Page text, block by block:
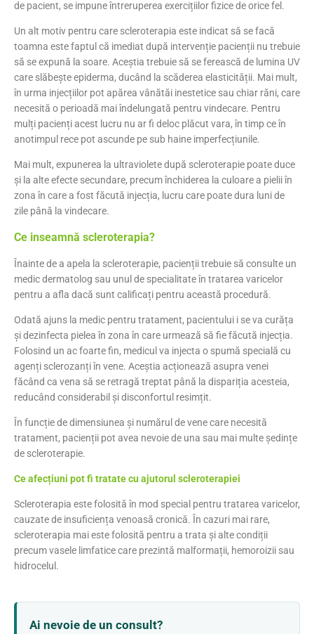
de pacient, se impune întreruperea exercițiilor fizice de orice fel.
Un alt motiv pentru care scleroterapia este indicat să se facă
toamna este faptul că imediat după intervenție pacienții nu trebuie
să se expună la soare. Aceștia trebuie să se ferească de lumina UV
care slăbeşte epiderma, ducând la scăderea elasticității. Mai mult,
în urma injecțiilor pot apărea vânătăi inestetice sau chiar răni, care
necesită o perioadă mai îndelungată pentru vindecare. Pentru
mulți pacienți acest lucru nu ar fi deloc plăcut vara, în timp ce în
anotimpul rece pot ascunde pe sub haine imperfecțiunile.
Mai mult, expunerea la ultraviolete după scleroterapie poate duce
și la alte efecte secundare, precum închiderea la culoare a pielii în
zona în care a fost făcută injecția, lucru care poate dura luni de
zile până la vindecare.
Ce inseamnă scleroterapia?
Înainte de a apela la scleroterapie, pacienții trebuie să consulte un
medic dermatolog sau unul de specialitate în tratarea varicelor
pentru a afla dacă sunt calificați pentru această procedură.
Odată ajuns la medic pentru tratament, pacientului i se va curăța
și dezinfecta pielea în zona în care urmează să fie făcută injecția.
Folosind un ac foarte fin, medicul va injecta o spumă specială cu
agenți sclerozanți în vene. Aceștia acționează asupra venei
făcând ca vena să se retragă treptat până la dispariția acesteia,
reducând considerabil și disconfortul resimțit.
În funcție de dimensiunea și numărul de vene care necesită
tratament, pacienții pot avea nevoie de una sau mai multe ședințe
de scleroterapie.
Ce afecțiuni pot fi tratate cu ajutorul scleroterapiei
Scleroterapia este folosită în mod special pentru tratarea varicelor,
cauzate de insuficiența venoasă cronică. În cazuri mai rare,
scleroterapia mai este folosită pentru a trata și alte condiții
precum vasele limfatice care prezintă malformații, hemoroizii sau
hidrocelul.
Ai nevoie de un consult?